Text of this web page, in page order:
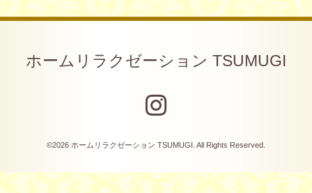
ホームリラクゼーション TSUMUGI
©2026 ホームリラクゼーション TSUMUGI . All Rights Reserved.